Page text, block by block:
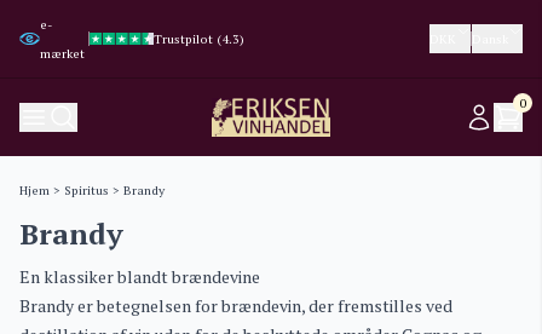
e-
mærket
Google (4.8)
Trustpilot (4.3)
Google (4.8)
Trustpilot (4.3)
0
Hjem > Spiritus > Brandy
Brandy
En klassiker blandt brændevine
Brandy er betegnelsen for brændevin, der fremstilles ved